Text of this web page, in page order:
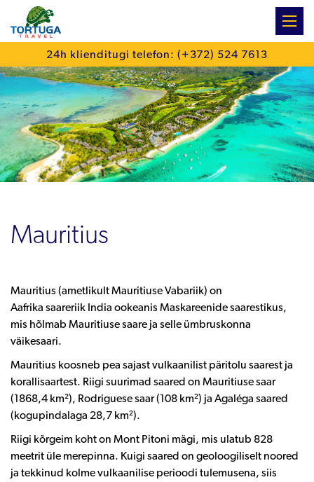
24h klienditugi telefon: (+372) 524 7613
Mauritius
Mauritius (ametlikult Mauritiuse Vabariik) on
Aafrika saareriik India ookeanisMaskareenidesaarestikus,
mis hõlmab Mauritiuse saare ja selle ümbruskonna
väikesaari.
Mauritius koosneb pea sajast vulkaanilist päritolu saarest ja
korallisaartest. Riigi suurimad saared on Mauritiuse saar
(1868,4 km²), Rodriguese saar (108 km²) ja Agaléga saared
(kogupindalaga 28,7 km²).
Riigi kõrgeim koht on Mont Pitoni mägi, mis ulatub 828
meetrit üle merepinna. Kuigi saared on geoloogiliselt noored
ja tekkinud kolme vulkaanilise perioodi tulemusena, siis